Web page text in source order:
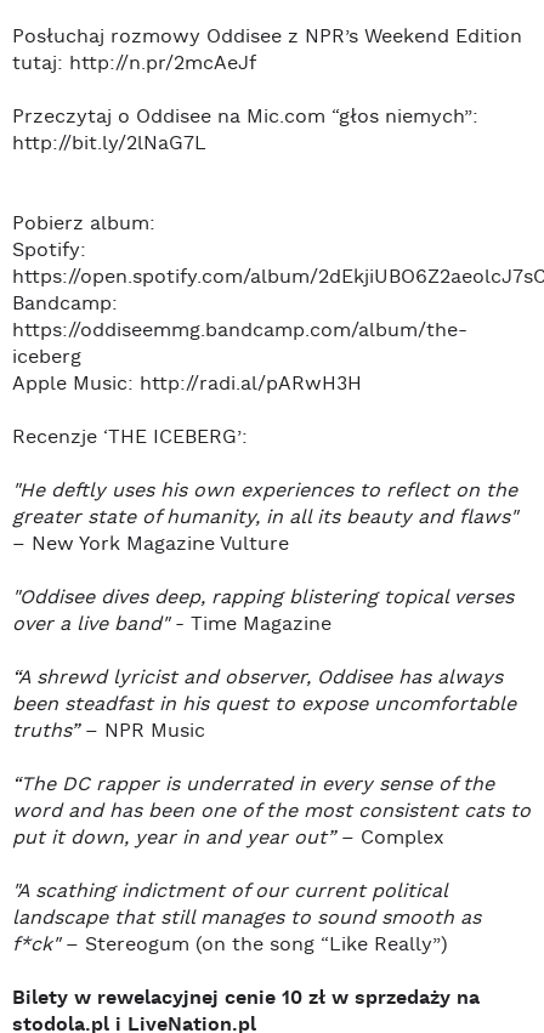
Posłuchaj rozmowy Oddisee z NPR’s Weekend Edition
tutaj: http://n.pr/2mcAeJf
Przeczytaj o Oddisee na Mic.com “głos niemych”:
http://bit.ly/2lNaG7L
Pobierz album:
Spotify:
https://open.spotify.com/album/
Bandcamp:
https://oddiseemmg.bandcamp.com/album/the-
iceberg
Apple Music: http://radi.al/pARwH3H
Recenzje ‘THE ICEBERG’:
"He deftly uses his own experiences to reflect on the
greater state of humanity, in all its beauty and flaws"
– New York Magazine Vulture
"Oddisee dives deep, rapping blistering topical verses
over a live band"- Time Magazine
“A shrewd lyricist and observer, Oddisee has always
been steadfast in his quest to expose uncomfortable
truths”– NPR Music
“The DC rapper is underrated in every sense of the
word and has been one of the most consistent cats to
put it down, year in and year out”– Complex
"A scathing indictment of our current political
landscape that still manages to sound smooth as
f*ck"– Stereogum (on the song “Like Really”)
Bilety w rewelacyjnej cenie 10 zł w sprzedaży na
stodola.pl i LiveNation.pl